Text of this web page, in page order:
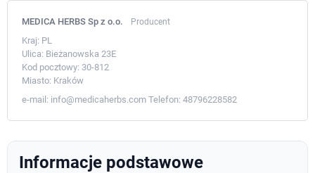
MEDICA HERBS Sp z o.o. Producent
Kraj: PL
Ulica: Bieżanowska 23E
Kod pocztowy: 30-812
Miasto: Kraków
e-mail: info@medicaherbs.com Telefon: 48796228582
Informacje podstawowe